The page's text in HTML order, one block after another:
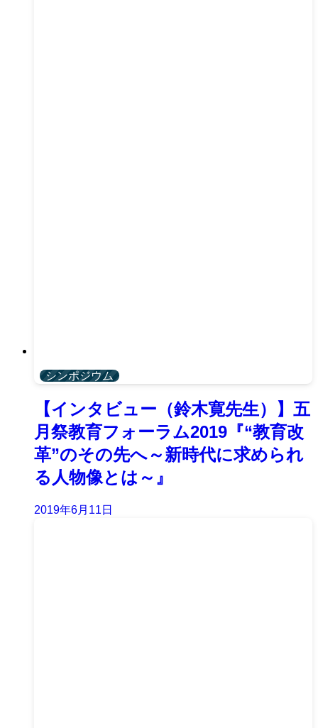
シンポジウム
【インタビュー（鈴木寛先生）】五
月祭教育フォーラム2019『“教育改
革”のその先へ～新時代に求められ
る人物像とは～』
2019年6月11日